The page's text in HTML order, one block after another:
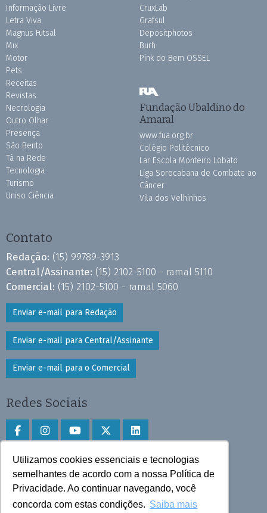
Utilizamos cookies essenciais e tecnologias
semelhantes de acordo com a nossa Política de
Privacidade. Ao continuar navegando, você
concorda com estas condições. Saiba mais
Informação Livre
Letra Viva
Magnus Futsal
Mix
Motor
Pets
Receitas
Revistas
Necrologia
Outro Olhar
Presença
São Bento
Tá na Rede
Tecnologia
Turismo
Uniso Ciência
CruxLab
Grafsul
Depositphotos
Burh
Pink do Bem OSSEL
Fundação Ubaldino do
Amaral
www.fua.org.br
Colégio Politécnico
Lar Escola Monteiro Lobato
Liga Sorocabana de Combate ao
Câncer
Vila dos Velhinhos
Contato
Redação: (15) 99789-3913
Central/Assinante: (15) 2102-5100 - ramal 5110
Comercial: (15) 2102-5100 - ramal 5060
Enviar e-mail para Redação
Enviar e-mail para Central/Assinante
Enviar e-mail para o Comercial
Redes Sociais
Faça download do aplicativo
Play Store e App Store